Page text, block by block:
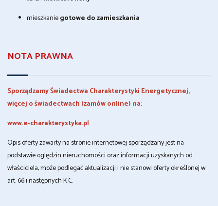
mieszkaniegotowe do zamieszkania
NOTA PRAWNA
Sporządzamy Świadectwa Charakterystyki Energetycznej,
więcej o świadectwach (zamów online) na:
www.e-charakterystyka.pl
Opis oferty zawarty na stronie internetowej sporządzany jest na
podstawie oględzin nieruchomości oraz informacji uzyskanych od
właściciela, może podlegać aktualizacji i nie stanowi oferty określonej w
art. 66 i następnych K.C.